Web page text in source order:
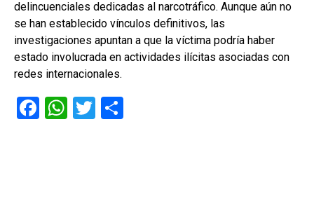
delincuenciales dedicadas al narcotráfico. Aunque aún no
se han establecido vínculos definitivos, las
investigaciones apuntan a que la víctima podría haber
estado involucrada en actividades ilícitas asociadas con
redes internacionales.
F
W T